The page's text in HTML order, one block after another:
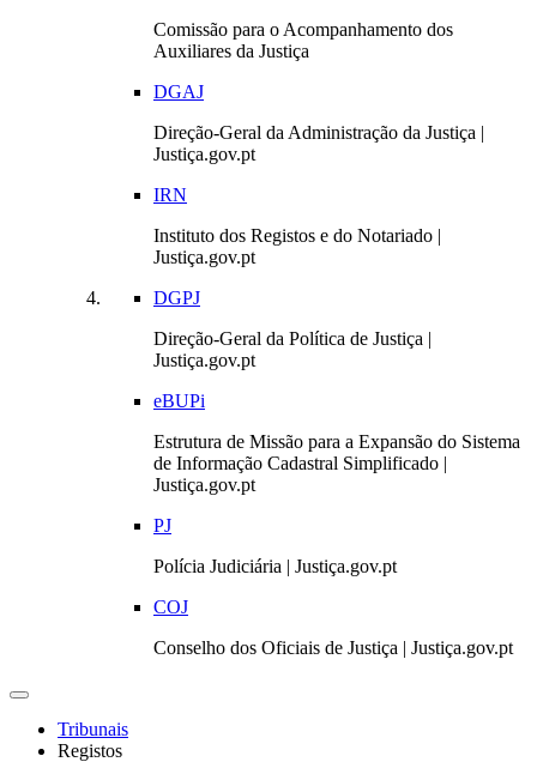
Comissão para o Acompanhamento dos
Auxiliares da Justiça
DGAJ
Direção-Geral da Administração da Justiça |
Justiça.gov.pt
IRN
Instituto dos Registos e do Notariado |
Justiça.gov.pt
DGPJ
Direção-Geral da Política de Justiça |
Justiça.gov.pt
eBUPi
Estrutura de Missão para a Expansão do Sistema
de Informação Cadastral Simplificado |
Justiça.gov.pt
PJ
Polícia Judiciária | Justiça.gov.pt
COJ
Conselho dos Oficiais de Justiça | Justiça.gov.pt
Toggle
navigationTribunais
Registos